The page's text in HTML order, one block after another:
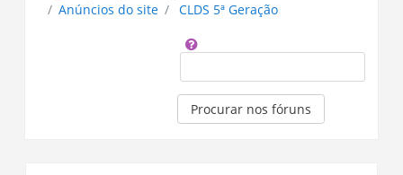
Anúncios do site
CLDS 5ª Geração
Procurar nos fóruns